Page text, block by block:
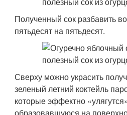
Полученный сок разбавить
пятьдесят на пятьдесят.
Сверху можно украсить
зеленый летний коктейль
которые эффектно